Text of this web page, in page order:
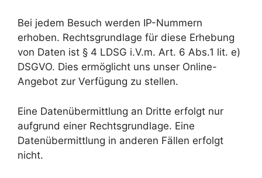
Bei jedem Besuch werden IP-Nummern
erhoben. Rechtsgrundlage für diese Erhebung
von Daten ist § 4 LDSG i.V.m. Art. 6 Abs.1 lit. e)
DSGVO. Dies ermöglicht uns unser Online-
Angebot zur Verfügung zu stellen.
Eine Datenübermittlung an Dritte erfolgt nur
aufgrund einer Rechtsgrundlage. Eine
Datenübermittlung in anderen Fällen erfolgt
nicht.